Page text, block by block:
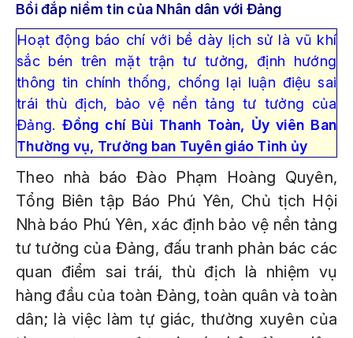
Bồi đắp niềm tin của Nhân dân với Đảng
Hoạt động báo chí với bề dày lịch sử là vũ khí
sắc bén trên mặt trận tư tưởng, định hướng
thông tin chính thống, chống lại luận điệu sai
trái thù địch, bảo vệ nền tảng tư tưởng của
Đảng.Đồng chí Bùi Thanh Toàn, Ủy viên Ban
Thường vụ, Trưởng ban Tuyên giáo Tỉnh ủy
Theo nhà báo Đào Phạm Hoàng Quyên,
Tổng Biên tập Báo Phú Yên, Chủ tịch Hội
Nhà báo Phú Yên, xác định bảo vệ nền tảng
tư tưởng của Đảng, đấu tranh phản bác các
quan điểm sai trái, thù địch là nhiệm vụ
hàng đầu của toàn Đảng, toàn quân và toàn
dân; là việc làm tự giác, thường xuyên của